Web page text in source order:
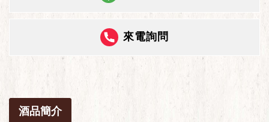
來電詢問
酒品簡介